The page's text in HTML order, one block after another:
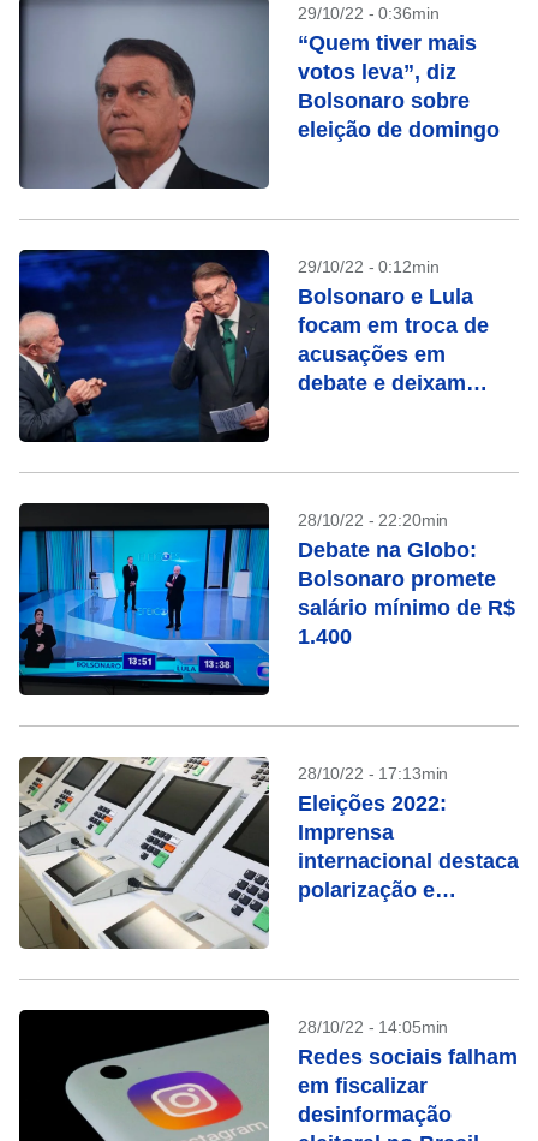
29/10/22 - 0:36min
“Quem tiver mais
votos leva”, diz
Bolsonaro sobre
eleição de domingo
29/10/22 - 0:12min
Bolsonaro e Lula
focam em troca de
acusações em
debate e deixam
28/10/22 - 22:20min
Debate na Globo:
Bolsonaro promete
salário mínimo de R$
1.400
28/10/22 - 17:13min
Eleições 2022:
Imprensa
internacional destaca
polarização e
28/10/22 - 14:05min
Redes sociais falham
em fiscalizar
desinformação